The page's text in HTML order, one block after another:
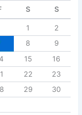
S S
1
2
8
9
15
16
22
23
29
30